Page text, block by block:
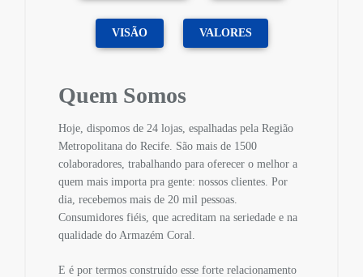
VISÃO VALORES
Quem Somos
Hoje, dispomos de 24 lojas, espalhadas pela Região
Metropolitana do Recife. São mais de 1500
colaboradores, trabalhando para oferecer o melhor a
quem mais importa pra gente: nossos clientes. Por
dia, recebemos mais de 20 mil pessoas.
Consumidores fiéis, que acreditam na seriedade e na
qualidade do Armazém Coral.
E é por termos construído esse forte relacionamento